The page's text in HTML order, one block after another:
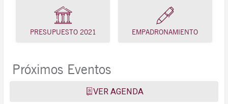
PRESUPUESTO 2021 EMPADRONAMIENTO
Próximos Eventos
VER AGENDA